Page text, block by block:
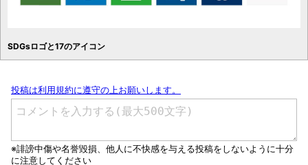
SDGsロゴと17のアイコン